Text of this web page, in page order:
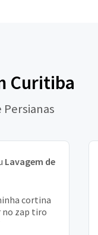
Curitiba
Persianas
Lavagem de
cortina
no zap tiro